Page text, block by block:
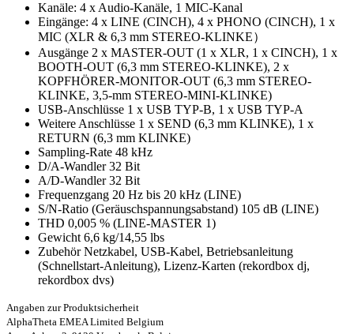
Kanäle: 4 x Audio-Kanäle, 1 MIC-Kanal
Eingänge: 4 x LINE (CINCH), 4 x PHONO (CINCH), 1 x
MIC (XLR & 6,3 mm STEREO-KLINKE）
Ausgänge 2 x MASTER-OUT (1 x XLR, 1 x CINCH), 1 x
BOOTH-OUT (6,3 mm STEREO-KLINKE), 2 x
KOPFHÖRER-MONITOR-OUT (6,3 mm STEREO-
KLINKE, 3,5-mm STEREO-MINI-KLINKE)
USB-Anschlüsse 1 x USB TYP-B, 1 x USB TYP-A
Weitere Anschlüsse 1 x SEND (6,3 mm KLINKE), 1 x
RETURN (6,3 mm KLINKE)
Sampling-Rate 48 kHz
D/A-Wandler 32 Bit
A/D-Wandler 32 Bit
Frequenzgang 20 Hz bis 20 kHz (LINE)
S/N-Ratio (Geräuschspannungsabstand) 105 dB (LINE)
THD 0,005 % (LINE-MASTER 1)
Gewicht 6,6 kg/14,55 lbs
Zubehör Netzkabel, USB-Kabel, Betriebsanleitung
(Schnellstart-Anleitung), Lizenz-Karten (rekordbox dj,
rekordbox dvs)
Angaben zur Produktsicherheit
AlphaTheta EMEA Limited Belgium